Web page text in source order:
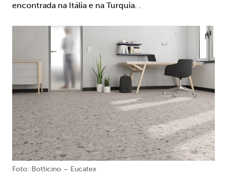
encontrada na Itália e na Turquia. .
Foto: Botticino – Eucatex